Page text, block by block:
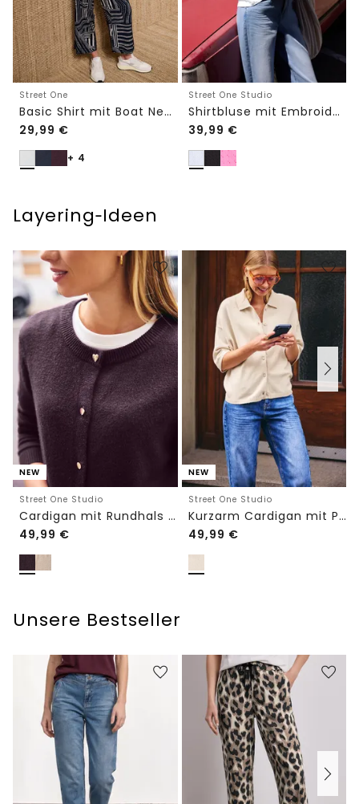
Street One
Basic Shirt mit Boat Neck und Elastikbund
29,99 €
+ 4
Street One Studio
Shirtbluse mit Embroidery-Front
39,99 €
Layering‑Ideen
NEW
Street One Studio
Cardigan mit Rundhals und Knöpfen
49,99 €
NEW
Street One Studio
Kurzarm Cardigan mit Polokragen
49,99 €
Unsere Bestseller